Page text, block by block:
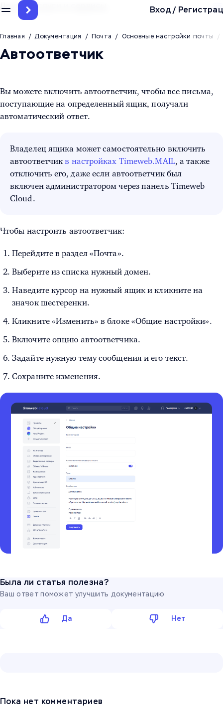
Вход/
Другие услуги и сервисы
Главная / Документация / Почта / Основные настройки почты /
Автоответчик
Вы можете включить автоответчик, чтобы все письма,
поступающие на определенный ящик, получали
автоматический ответ.
Владелец ящика может самостоятельно включить
автоответчикв настройках Timeweb.MAIL, а также
отключить его, даже если автоответчик был
включен администратором через панель Timeweb
Cloud.
Чтобы настроить автоответчик:
Перейдите в раздел «Почта».
Выберите из списка нужный домен.
Наведите курсор на нужный ящик и кликните на
значок шестеренки.
Кликните «Изменить» в блоке «Общие настройки».
Включите опцию автоответчика.
Задайте нужную тему сообщения и его текст.
Сохраните изменения.
Была ли статья полезна?
Ваш ответ поможет улучшить документацию
Да Нет
Пока нет комментариев